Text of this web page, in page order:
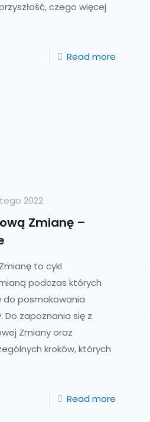
czego więcej
Read more
2022
Zmianę –
to cykl
podczas których
do posmakowania
Do zapoznania się z
Zmiany oraz
kroków, których
Read more